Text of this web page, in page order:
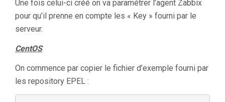
Une fois celui-ci créé on va paramétrer l’agent Zabbix
pour qu’il prenne en compte les « Key » fourni par le
serveur.
CentOS
On commence par copier le fichier d’exemple fourni par
les repository EPEL :